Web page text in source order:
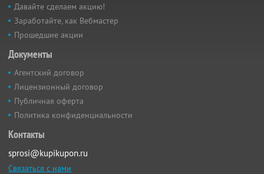
Давайте сделаем акцию!
Заработайте, как Вебмастер
Прошедшие акции
Документы
Агентский договор
Лицензионный договор
Публичная оферта
Политика конфиденциальности
Контакты
sprosi@kupikupon.ru
Связаться с нами